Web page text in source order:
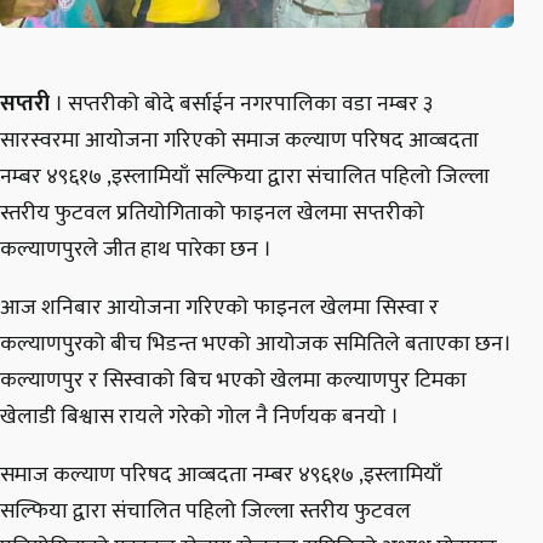
सप्तरी । सप्तरीको बोदे बर्साईन नगरपालिका वडा नम्बर ३
सारस्वरमा आयोजना गरिएको समाज कल्याण परिषद आव्बदता
नम्बर ४९६१७ ,इस्लामियाँ सल्फिया द्वारा संचालित पहिलो जिल्ला
स्तरीय फुटवल प्रतियोगिताको फाइनल खेलमा सप्तरीको
कल्याणपुरले जीत हाथ पारेका छन ।
आज शनिबार आयोजना गरिएको फाइनल खेलमा सिस्वा र
कल्याणपुरको बीच भिडन्त भएको आयोजक समितिले बताएका छन।
कल्याणपुर र सिस्वाको बिच भएको खेलमा कल्याणपुर टिमका
खेलाडी बिश्वास रायले गरेको गोल नै निर्णयक बनयो ।
समाज कल्याण परिषद आव्बदता नम्बर ४९६१७ ,इस्लामियाँ
सल्फिया द्वारा संचालित पहिलो जिल्ला स्तरीय फुटवल